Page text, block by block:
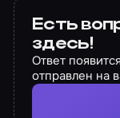
Есть
здесь!
Ответ
отправлен на